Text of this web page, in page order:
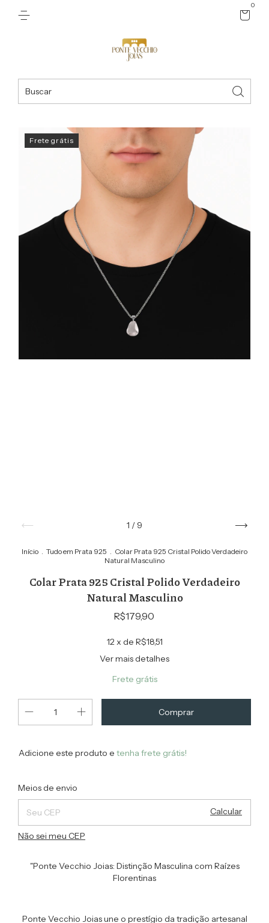
0
Frete grátis
1 / 9
Início . Tudo em Prata 925 . Colar Prata 925 Cristal Polido Verdadeiro
Natural Masculino
Colar Prata 925 Cristal Polido Verdadeiro
Natural Masculino
R$179,90
12x de R$18,51
Ver mais detalhes
Frete grátis
Adicione este produto e tenha frete grátis!
Entregas para o CEP:
Meios de envio
Calcular
Não sei meu CEP
"Ponte Vecchio Joias: Distinção Masculina com Raízes
Florentinas
Ponte Vecchio Joias une o prestígio da tradição artesanal